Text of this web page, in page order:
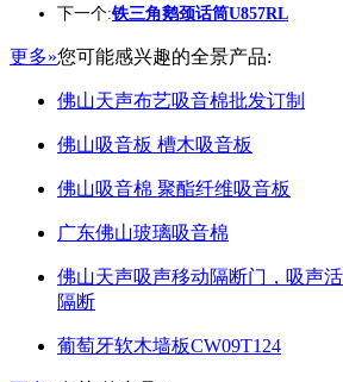
下一个:铁三角鹅颈话筒U857RL
更多»您可能感兴趣的全景产品:
佛山天声布艺吸音棉批发订制
佛山吸音板 槽木吸音板
佛山吸音棉 聚酯纤维吸音板
广东佛山玻璃吸音棉
佛山天声吸声移动隔断门，吸声
隔断
葡萄牙软木墙板CW09T124